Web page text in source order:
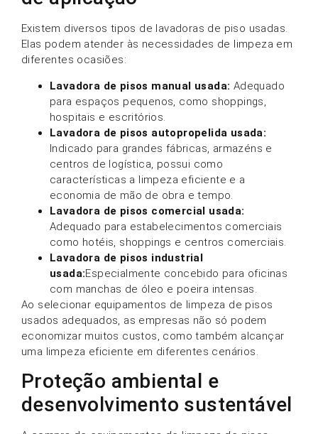
Existem diversos tipos de lavadoras de piso usadas.
Elas podem atender às necessidades de limpeza em
diferentes ocasiões:
Lavadora de pisos manual usada: Adequado
para espaços pequenos, como shoppings,
hospitais e escritórios.
Lavadora de pisos autopropelida usada:
Indicado para grandes fábricas, armazéns e
centros de logística, possui como
características a limpeza eficiente e a
economia de mão de obra e tempo.
Lavadora de pisos comercial usada:
Adequado para estabelecimentos comerciais
como hotéis, shoppings e centros comerciais.
Lavadora de pisos industrial
usada:Especialmente concebido para oficinas
com manchas de óleo e poeira intensas.
Ao selecionar equipamentos de limpeza de pisos
usados adequados, as empresas não só podem
economizar muitos custos, como também alcançar
uma limpeza eficiente em diferentes cenários.
Proteção ambiental e
desenvolvimento sustentável